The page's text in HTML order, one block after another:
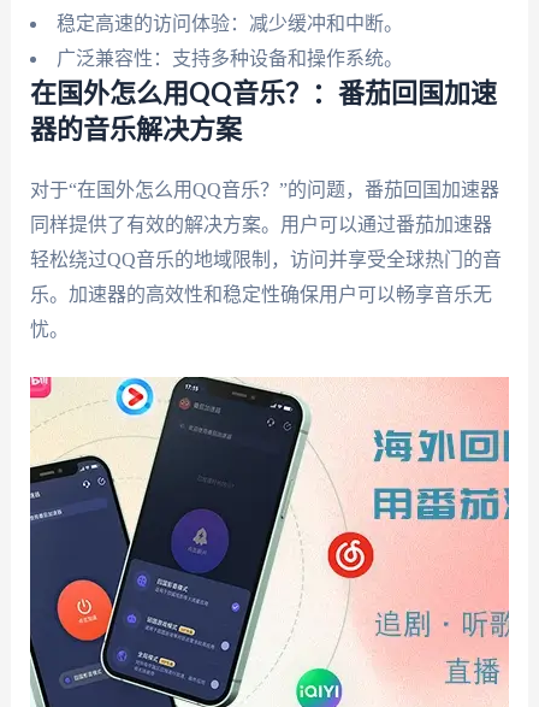
稳定高速的访问体验：减少缓冲和中断。
广泛兼容性：支持多种设备和操作系统。
在国外怎么用QQ音乐？：番茄回国加速
器的音乐解决方案
对于“在国外怎么用QQ音乐？”的问题，番茄回国加速器
同样提供了有效的解决方案。用户可以通过番茄加速器
轻松绕过QQ音乐的地域限制，访问并享受全球热门的音
乐。加速器的高效性和稳定性确保用户可以畅享音乐无
忧。